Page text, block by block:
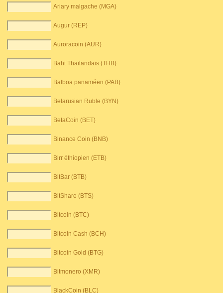
Ariary malgache (MGA)
Augur (REP)
Auroracoin (AUR)
Baht Thaïlandais (THB)
Balboa panaméen (PAB)
Belarusian Ruble (BYN)
BetaCoin (BET)
Binance Coin (BNB)
Birr éthiopien (ETB)
BitBar (BTB)
BitShare (BTS)
Bitcoin (BTC)
Bitcoin Cash (BCH)
Bitcoin Gold (BTG)
Bitmonero (XMR)
BlackCoin (BLC)